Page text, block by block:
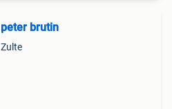
peter brutin
Zulte